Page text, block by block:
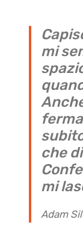
mi
che
mi
Adam